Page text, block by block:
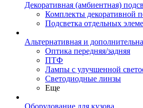
Декоративная (амбиентная)
Комплекты декоративной
Подсветка отдельных
Альтернативная и
Оптика передняя/задняя
ПТФ
Лампы с улучшенной
Светодиодные линзы
Еще